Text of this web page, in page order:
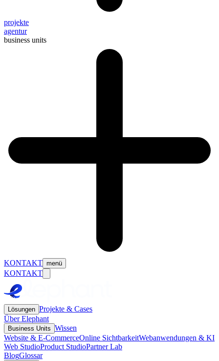
projekte
agentur
business units
KONTAKT menü
KONTAKT
Lösungen Projekte & Cases
Über Elephant
Business Units Wissen
Website & E-CommerceOnline SichtbarkeitWebanwendungen & KI
Web StudioProduct StudioPartner Lab
BlogGlossar